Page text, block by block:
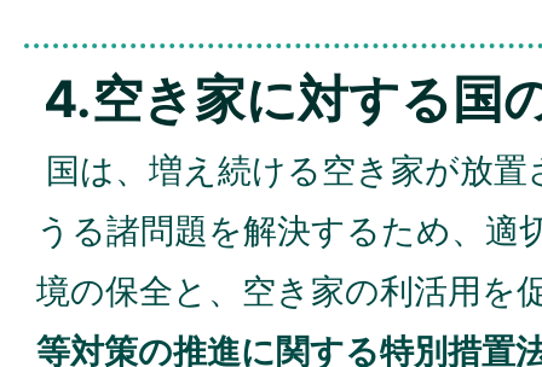
4.空き家に対する国
国は、増え続ける空き家が放
うる諸問題を解決するため、適
境の保全と、空き家の利活用を
等対策の推進に関する特別措置